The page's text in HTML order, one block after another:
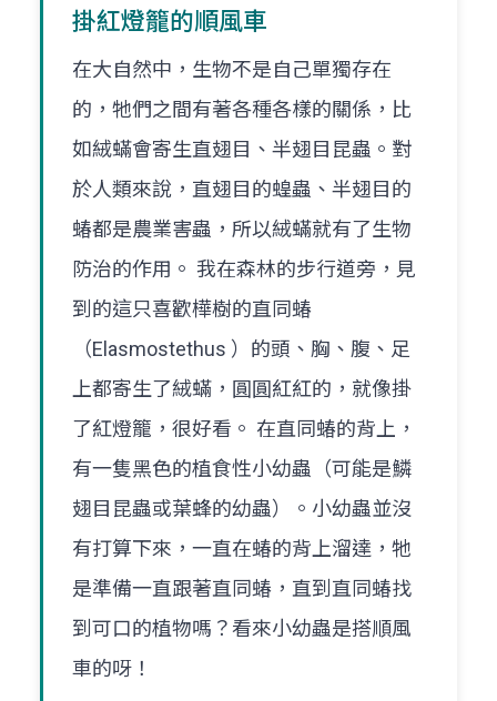
掛紅燈籠的順風車
在大自然中，生物不是自己單獨存在
的，牠們之間有著各種各樣的關係，比
如絨蟎會寄生直翅目、半翅目昆蟲。對
於人類來說，直翅目的蝗蟲、半翅目的
蝽都是農業害蟲，所以絨蟎就有了生物
防治的作用。 我在森林的步行道旁，見
到的這只喜歡樺樹的直同蝽
（Elasmostethus ）的頭、胸、腹、足
上都寄生了絨蟎，圓圓紅紅的，就像掛
了紅燈籠，很好看。 在直同蝽的背上，
有一隻黑色的植食性小幼蟲（可能是鱗
翅目昆蟲或葉蜂的幼蟲）。小幼蟲並沒
有打算下來，一直在蝽的背上溜達，牠
是準備一直跟著直同蝽，直到直同蝽找
到可口的植物嗎？看來小幼蟲是搭順風
車的呀！